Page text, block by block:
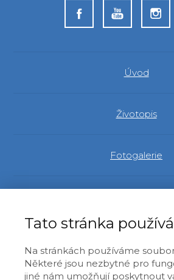
Úvod
Životopis
Fotogalerie
Tato stránka
Na stránkách používáme
Některé jsou nezbytné pro
jiné nám umožňují poskytnout